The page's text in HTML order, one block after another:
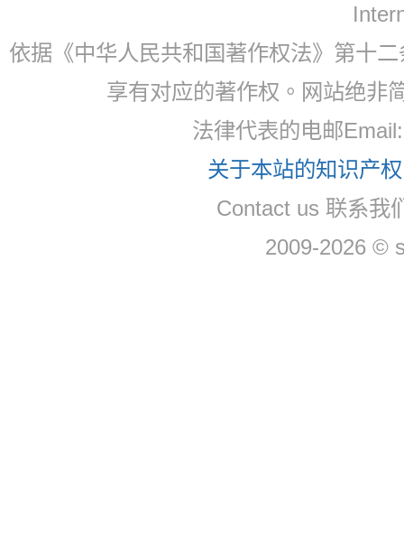
依据《中华人民共和国著作权法》第十
享有对应的著作权。网站绝非
法律代表的电邮
关于本站的知识产
Contact us 联系我
2009-2026 ©